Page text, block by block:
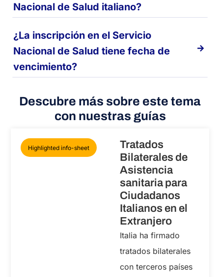
Nacional de Salud italiano?
¿La inscripción en el Servicio
Nacional de Salud tiene fecha de
vencimiento?
Descubre más sobre este tema
con nuestras guías
Highlighted info-sheet
Tratados
Bilaterales de
Asistencia
sanitaria para
Ciudadanos
Italianos en el
Extranjero
Italia ha firmado
tratados bilaterales
con terceros países